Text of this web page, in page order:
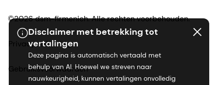
Disclaimer met betrekking tot
vertalingen
Deze pagina is automatisch vertaald met
behulp van AI. Hoewel we streven naar
nauwkeurigheid, kunnen vertalingen onvolledig
©2026 dsm-firmenich. Alle rechten voorbehouden.
Privacyverklaring
Gebruiksvoorwaarden